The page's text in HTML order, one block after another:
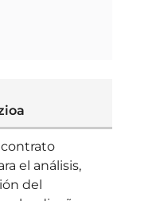
el análisis,
del